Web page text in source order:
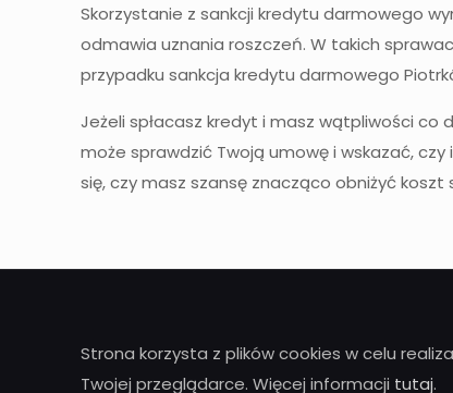
Skorzystanie z sankcji kredytu darmowego
odmawia uznania roszczeń. W takich
przypadku sankcja kredytu darmowego
Jeżeli spłacasz kredyt i masz wątpliwości co
może sprawdzić Twoją umowę i wskazać,
się, czy masz szansę znacząco obniżyć koszt
Strona korzysta z plików cookies w celu
Twojej przeglądarce. Więcej informacji tutaj.